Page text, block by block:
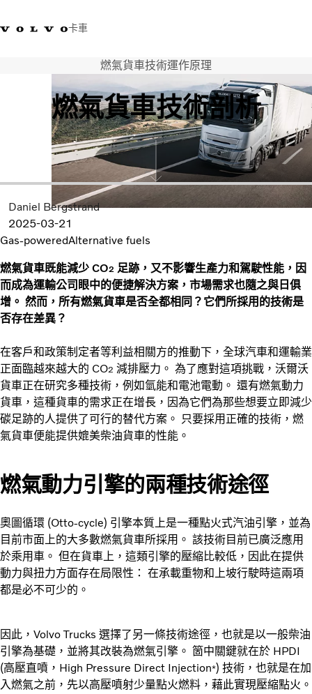
卡車
Volvo Trucks商店登入查找經銷商 台灣
運輸解決方案
新聞與媒體
關於我們
查找經銷商
聯絡我們
燃氣貨車技術運作原理
燃氣貨車技術剖析
Daniel Bergstrand
2025-03-21
Gas-poweredAlternative fuels
燃氣貨車既能減少 CO2 足跡，又不影響生產力和駕駛性能，因
而成為運輸公司眼中的便捷解決方案，市場需求也隨之與日俱
增。 然而，所有燃氣貨車是否全都相同？它們所採用的技術是
否存在差異？
在客戶和政策制定者等利益相關方的推動下，全球汽車和運輸業
正面臨越來越大的 CO2 減排壓力。 為了應對這項挑戰，沃爾沃
貨車正在研究多種技術，例如氫能和電池電動。 還有燃氣動力
貨車，這種貨車的需求正在增長，因為它們為那些想要立即減少
碳足跡的人提供了可行的替代方案。 只要採用正確的技術，燃
氣貨車便能提供媲美柴油貨車的性能。
燃氣動力引擎的兩種技術途徑
奧圖循環 (Otto-cycle) 引擎本質上是一種點火式汽油引擎，並為
目前市面上的大多數燃氣貨車所採用。 該技術目前已廣泛應用
於乘用車。 但在貨車上，這類引擎的壓縮比較低，因此在提供
動力與扭力方面存在局限性： 在承載重物和上坡行駛時這兩項
都是必不可少的。
因此，Volvo Trucks 選擇了另一條技術途徑，也就是以一般柴油
引擎為基礎，並將其改裝為燃氣引擎。 箇中關鍵就在於 HPDI
(高壓直噴，High Pressure Direct Injection*) 技術，也就是在加
入燃氣之前，先以高壓噴射少量點火燃料，藉此實現壓縮點火。